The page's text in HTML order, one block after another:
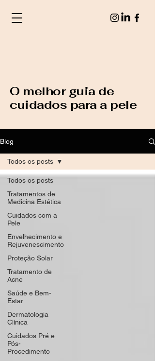
O melhor guia de
cuidados para a pele
Blog
Todos os posts
Tratamentos de
Medicina Estética
Cuidados com a
Pele
Envelhecimento e
Rejuvenescimento
Proteção Solar
Tratamento de
Acne
Saúde e Bem-
Estar
Dermatologia
Clínica
Cuidados Pré e
Pós-
Procedimento
Todos os posts